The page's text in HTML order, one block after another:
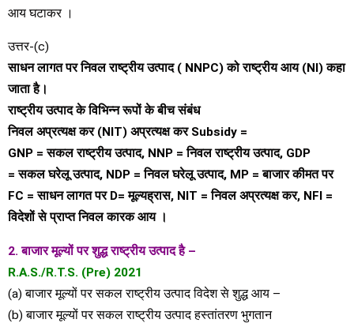
आय घटाकर ।
उत्तर-(c)
साधन लागत पर निवल राष्ट्रीय उत्पाद ( NNPC) को राष्ट्रीय आय (NI) कहा
जाता है।
राष्ट्रीय उत्पाद के विभिन्न रूपों के बीच संबंध
निवल अप्रत्यक्ष कर (NIT) अप्रत्यक्ष कर Subsidy =
GNP = सकल राष्ट्रीय उत्पाद, NNP = निवल राष्ट्रीय उत्पाद, GDP
= सकल घरेलू उत्पाद, NDP = निवल घरेलू उत्पाद, MP = बाजार कीमत पर
FC = साधन लागत पर D= मूल्यह्रास, NIT = निवल अप्रत्यक्ष कर, NFI =
विदेशों से प्राप्त निवल कारक आय ।
2. बाजार मूल्यों पर शुद्ध राष्ट्रीय उत्पाद है –
R.A.S./R.T.S. (Pre) 2021
(a) बाजार मूल्यों पर सकल राष्ट्रीय उत्पाद विदेश से शुद्ध आय –
(b) बाजार मूल्यों पर सकल राष्ट्रीय उत्पाद हस्तांतरण भुगतान